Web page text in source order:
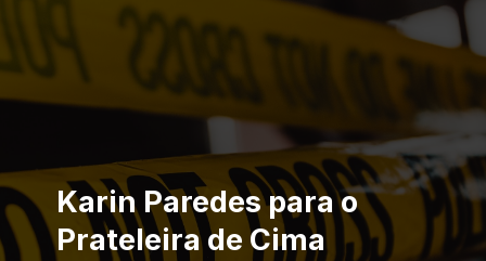
Karin Paredes para o
Prateleira de Cima